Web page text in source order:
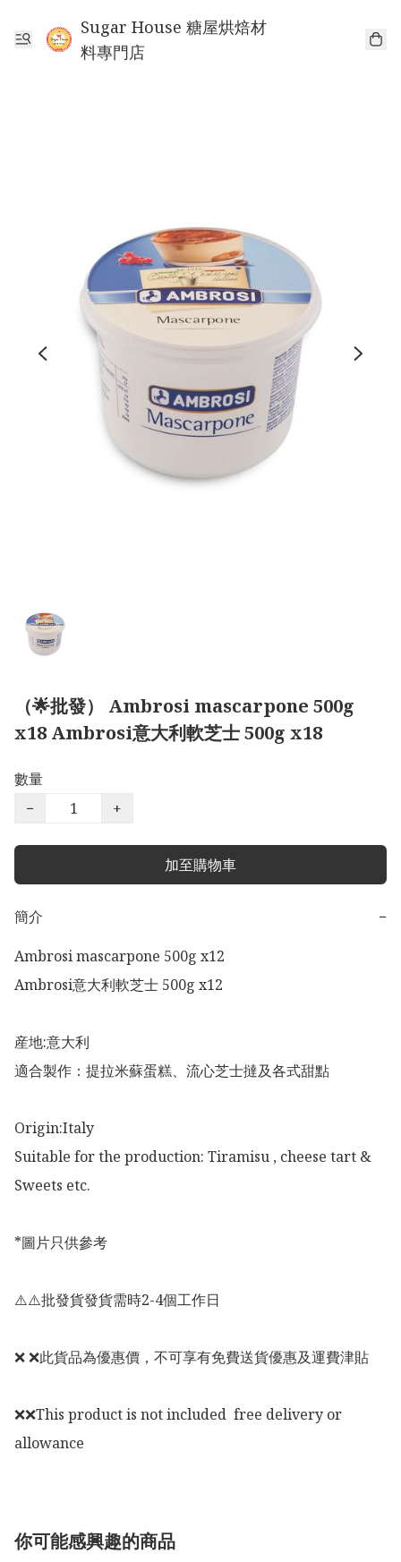
Sugar House 糖屋烘焙材
料專門店
（🌟批發） Ambrosi mascarpone 500g
x18 Ambrosi意大利軟芝士 500g x18
數量
−
+
加至購物車
簡介
−
Ambrosi mascarpone 500g x12
Ambrosi意大利軟芝士 500g x12
産地:意大利
適合製作：提拉米蘇蛋糕、流心芝士撻及各式甜點
Origin:Italy
Suitable for the production: Tiramisu , cheese tart &
Sweets etc.
*圖片只供參考
⚠️⚠️批發貨發貨需時2-4個工作日
❌ ❌此貨品為優惠價，不可享有免費送貨優惠及運費津貼
❌❌This product is not included  free delivery or
allowance
你可能感興趣的商品